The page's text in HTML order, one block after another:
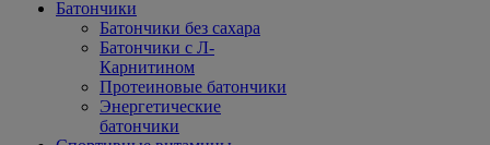
Батончики
Батончики без сахара
Батончики с Л-
Карнитином
Протеиновые батончики
Энергетические
батончики